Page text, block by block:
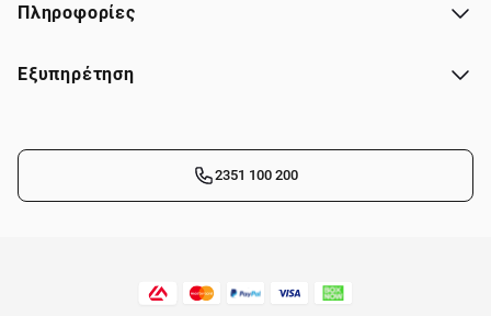
Πληροφορίες
Εξυπηρέτηση
2351 100 200